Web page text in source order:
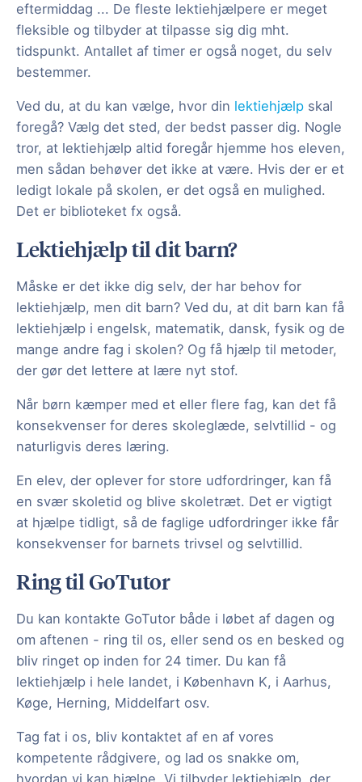
eftermiddag ... De fleste lektiehjælpere er meget
fleksible og tilbyder at tilpasse sig dig mht.
tidspunkt. Antallet af timer er også noget, du selv
bestemmer.
Ved du, at du kan vælge, hvor din lektiehjælp skal
foregå? Vælg det sted, der bedst passer dig. Nogle
tror, at lektiehjælp altid foregår hjemme hos eleven,
men sådan behøver det ikke at være. Hvis der er et
ledigt lokale på skolen, er det også en mulighed.
Det er biblioteket fx også.
Lektiehjælp til dit barn?
Måske er det ikke dig selv, der har behov for
lektiehjælp, men dit barn? Ved du, at dit barn kan få
lektiehjælp i engelsk, matematik, dansk, fysik og de
mange andre fag i skolen? Og få hjælp til metoder,
der gør det lettere at lære nyt stof.
Når børn kæmper med et eller flere fag, kan det få
konsekvenser for deres skoleglæde, selvtillid - og
naturligvis deres læring.
En elev, der oplever for store udfordringer, kan få
en svær skoletid og blive skoletræt. Det er vigtigt
at hjælpe tidligt, så de faglige udfordringer ikke får
konsekvenser for barnets trivsel og selvtillid.
Ring til GoTutor
Du kan kontakte GoTutor både i løbet af dagen og
om aftenen - ring til os, eller send os en besked og
bliv ringet op inden for 24 timer. Du kan få
lektiehjælp i hele landet, i København K, i Aarhus,
Køge, Herning, Middelfart osv.
Tag fat i os, bliv kontaktet af en af vores
kompetente rådgivere, og lad os snakke om,